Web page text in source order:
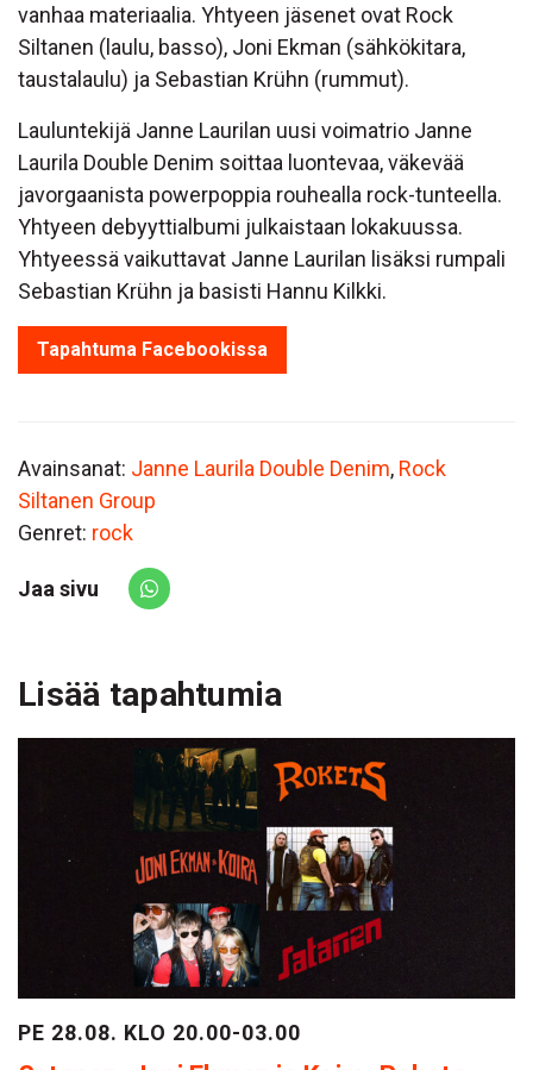
vanhaa materiaalia. Yhtyeen jäsenet ovat Rock
Siltanen (laulu, basso), Joni Ekman (sähkökitara,
taustalaulu) ja Sebastian Krühn (rummut).
Lauluntekijä Janne Laurilan uusi voimatrio Janne
Laurila Double Denim soittaa luontevaa, väkevää
javorgaanista powerpoppia rouhealla rock-tunteella.
Yhtyeen debyyttialbumi julkaistaan lokakuussa.
Yhtyeessä vaikuttavat Janne Laurilan lisäksi rumpali
Sebastian Krühn ja basisti Hannu Kilkki.
Tapahtuma Facebookissa
Avainsanat: Janne Laurila Double Denim, Rock
Siltanen Group
Genret: rock
Jaa sivu
Share via Whatsapp
Lisää tapahtumia
PE 28.08. KLO 20.00-03.00